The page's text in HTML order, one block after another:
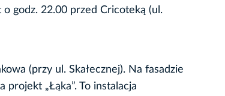
godz. 22.00 przed Cricoteką (ul.
(przy ul. Skałecznej). Na fasadzie
„Łąka”. To instalacja